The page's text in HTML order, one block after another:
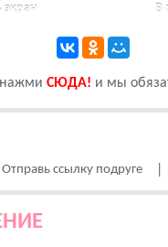
экран В
нажми CЮДА! и мы
Отправь ссылку подруге